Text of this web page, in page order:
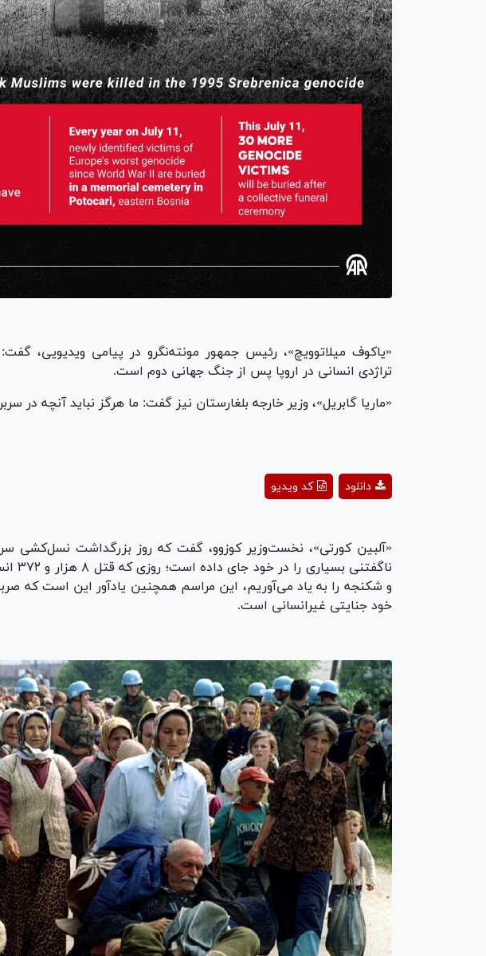
«یاکوف میلاتوویچ»، رئیس جمهور مونته‌نگرو در پیامی ویدیویی،
تراژدی انسانی در اروپا پس از جنگ جهانی دوم است.
«ماریا گابریل»، وزیر خارجه بلغارستان نیز گفت: ما هرگز نباید آنچه در
کد ویدیو دانلود
«آلبین کورتی»، نخست‌وزیر کوزوو، گفت که روز بزرگداشت نسل‌کشی
و شکنجه را به یاد می‌آوریم، این مراسم همچنین یادآور این است که
خود جنایتی غیرانسانی است.